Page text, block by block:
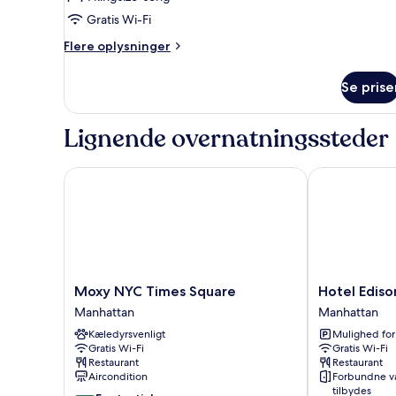
1
kingsize-
seng
Gratis Wi-Fi
Flere oplysninger
Flere
-
kingsize-
Se
Lignende overnatningssteder
Moxy
NYC
Times
Square
Manhattan
Moxy NYC Times Square
Manhattan
Kæledyrsvenligt
Gratis Wi-Fi
Restaurant
Aircondition
Moxy NYC Times Square
Hotel
Edison
Times
Square
Manhattan
Hotel
Manhattan
Mulighed
Gratis Wi-Fi
Restaurant
Forbundne
tilbydes
Hotel Edison